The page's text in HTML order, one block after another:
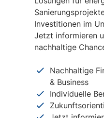
Investitionen im
Jetzt informieren
nachhaltige
Nachhaltige
& Business
Individuelle